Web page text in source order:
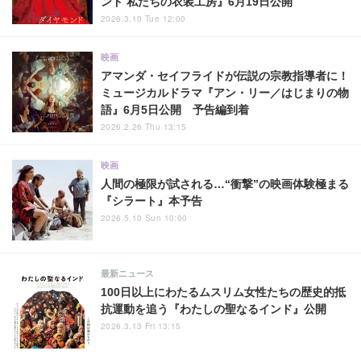
2026.3.10 Tue 12:00
アマンダ・セイフライドが伝説の宗教指導者に！
ミュージカルドラマ『アン・リー／はじまりの物
語』6月5日公開 予告編到着
映画
2026.2.26 Thu 13:15
人間の極限が試される…“衝撃”の映画体験極まる
『シラート』本予告
映画
2026.5.10 Sun 10:00
100日以上にわたるムスリム女性たちの歴史的抵
抗運動を追う『わたしの聖なるインド』公開
最新ニュース
2026.3.13 Fri 13:15